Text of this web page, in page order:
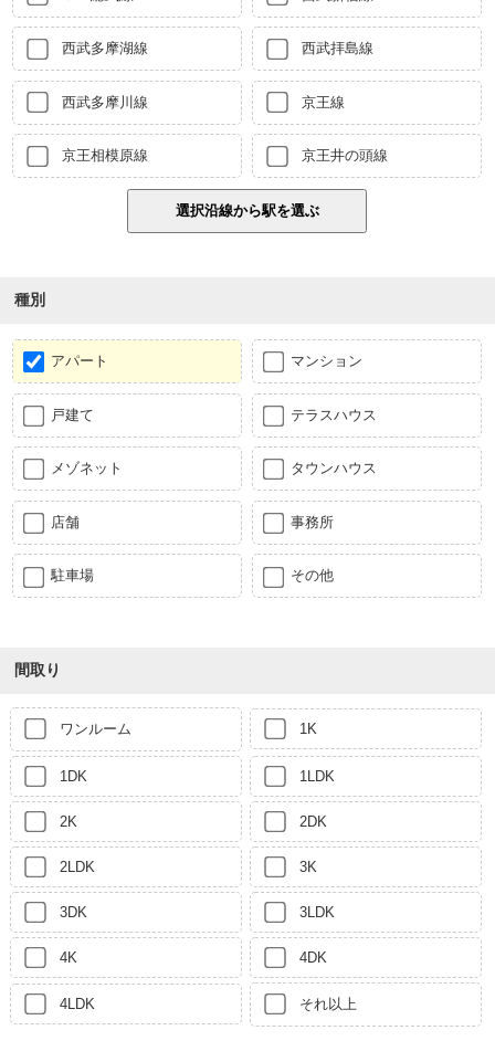
西武多摩湖線 西武拝島線
西武多摩川線 京王線
京王相模原線 京王井の頭線
種別
アパート マンション
戸建て テラスハウス
メゾネット タウンハウス
店舗 事務所
駐車場 その他
間取り
ワンルーム 1K
1DK 1LDK
2K 2DK
2LDK 3K
3DK 3LDK
4K 4DK
4LDK それ以上